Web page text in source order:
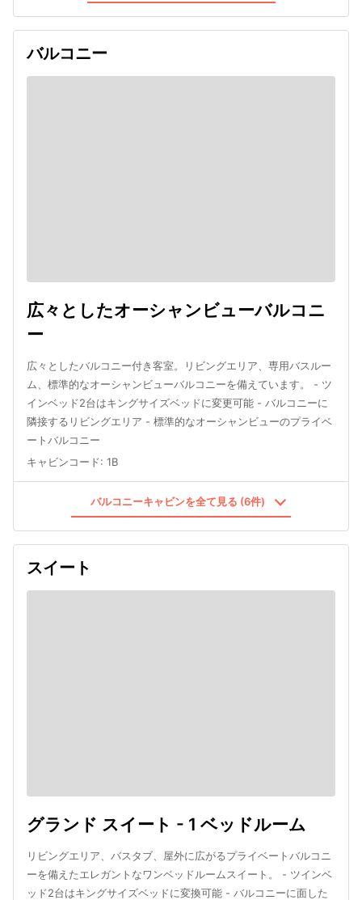
バルコニー
広々としたオーシャンビューバルコニ
ー
広々としたバルコニー付き客室。リビングエリア、専用バスルー
ム、標準的なオーシャンビューバルコニーを備えています。 - ツ
インベッド2台はキングサイズベッドに変更可能 - バルコニーに
隣接するリビングエリア - 標準的なオーシャンビューのプライベ
ートバルコニー
キャビンコード: 1B
バルコニーキャビンを全て見る (6件)
スイート
グランド スイート - 1 ベッドルーム
リビングエリア、バスタブ、屋外に広がるプライベートバルコニ
ーを備えたエレガントなワンベッドルームスイート。 - ツインベ
ッド2台はキングサイズベッドに変換可能 - バルコニーに面した